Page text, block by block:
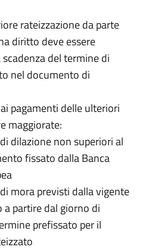
rateizzazione da parte
diritto deve essere
del termine di
nel documento di
pagamenti delle ulteriori
maggiorate:
dilazione non superiori al
fissato dalla Banca
mora previsti dalla vigente
partire dal giorno di
prefissato per il